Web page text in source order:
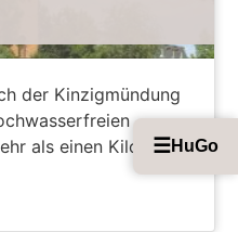
der Kinzigmündung
als einen Kilometer
☰HuGo